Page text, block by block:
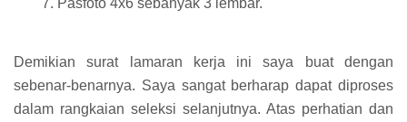
Pasfoto 4x6 sebanyak 3 lembar.
Demikian surat lamaran kerja ini saya buat dengan
sebenar-benarnya. Saya sangat berharap dapat diproses
dalam rangkaian seleksi selanjutnya. Atas perhatian dan